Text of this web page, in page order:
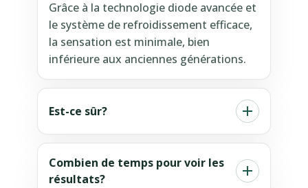
Grâce à la technologie diode avancée et
le système de refroidissement efficace,
la sensation est minimale, bien
inférieure aux anciennes générations.
Est-ce sûr?
Combien de temps pour voir les
résultats?